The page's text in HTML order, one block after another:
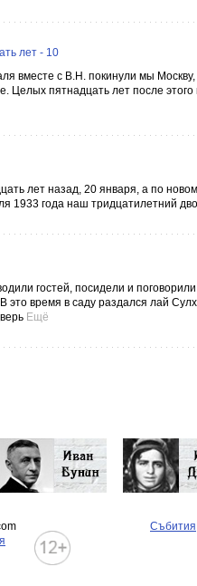
лет - 10
вместе с В.Н. покинули мы
Целых пятнадцать лет после
лет назад, 20 января, а по
1933 года наш тридцатилетний
гостей, посидели и
это время в саду раздался лай
Ещё
Събития